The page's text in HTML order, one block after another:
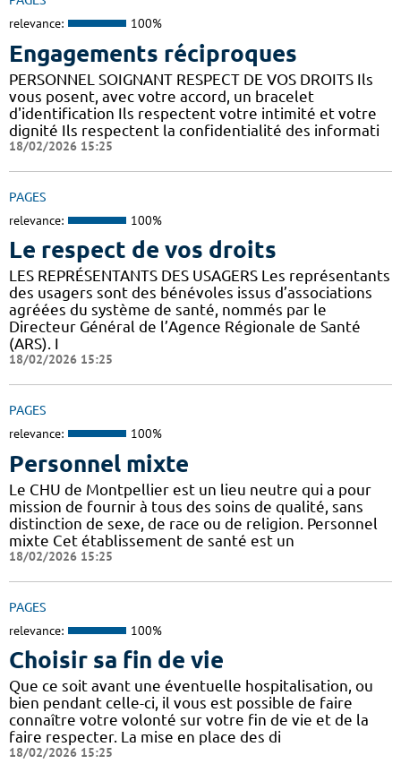
relevance: 100%
Engagements réciproques
PERSONNEL SOIGNANT RESPECT DE VOS DROITS Ils
vous posent, avec votre accord, un bracelet
d'identification Ils respectent votre intimité et votre
dignité Ils respectent la confidentialité des informati
18/02/2026 15:25
PAGES
relevance: 100%
Le respect de vos droits
LES REPRÉSENTANTS DES USAGERS Les représentants
des usagers sont des bénévoles issus d’associations
agréées du système de santé, nommés par le
Directeur Général de l’Agence Régionale de Santé
(ARS). I
18/02/2026 15:25
PAGES
relevance: 100%
Personnel mixte
Le CHU de Montpellier est un lieu neutre qui a pour
mission de fournir à tous des soins de qualité, sans
distinction de sexe, de race ou de religion. Personnel
mixte Cet établissement de santé est un
18/02/2026 15:25
PAGES
relevance: 100%
Choisir sa fin de vie
Que ce soit avant une éventuelle hospitalisation, ou
bien pendant celle-ci, il vous est possible de faire
connaître votre volonté sur votre fin de vie et de la
faire respecter. La mise en place des di
18/02/2026 15:25